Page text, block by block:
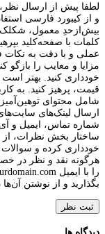
لطفا پیش از ارسال
بیش‌از‌حدِ معمول، شکلک
کلمات با صفحه‌کلید
عملی و با دقت به
مزایا و معایب را
خودداری کنید. بهتر
قیمت، پرهیز کنید. به
شامل محتوای
ارسال لینک‌های
شماره تماس، ایمیل و
ساختار بخش نظرات،
خودداری کرده و
هرگونه نقد و نظر در
بگذارید و از نوشتن
ثبت نظر